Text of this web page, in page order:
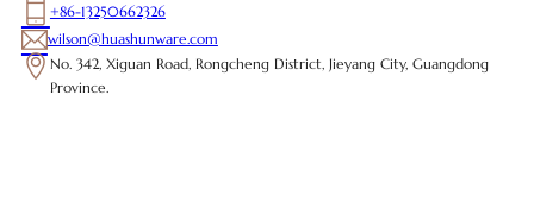
+86-13250662326
wilson@huashunware.com
No. 342, Xiguan Road, Rongcheng District, Jieyang City, Guangdong
Province.